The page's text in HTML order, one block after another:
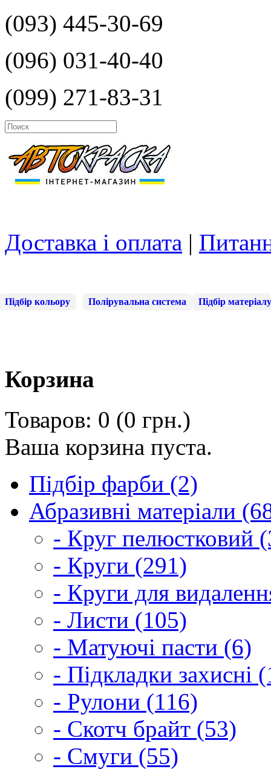
(093) 445-30-69
(096) 031-40-40
(099) 271-83-31
Доставка і оплата |
Підбір кольору Полірувальна система Підбір матеріалу
Корзина
Товаров: 0 (0 грн.)
Ваша корзина пуста.
Підбір фарби (2)
Абразивні матеріали
- Круг пелюстковий
- Круги (291)
- Круги для
- Листи (105)
- Матуючі пасти (6)
- Підкладки захисні
- Рулони (116)
- Скотч брайт (53)
- Смуги (55)